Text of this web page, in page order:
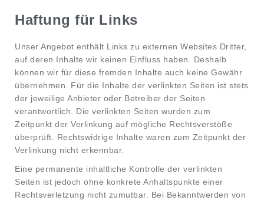
Haftung für Links
Unser Angebot enthält Links zu externen Websites Dritter,
auf deren Inhalte wir keinen Einfluss haben. Deshalb
können wir für diese fremden Inhalte auch keine Gewähr
übernehmen. Für die Inhalte der verlinkten Seiten ist stets
der jeweilige Anbieter oder Betreiber der Seiten
verantwortlich. Die verlinkten Seiten wurden zum
Zeitpunkt der Verlinkung auf mögliche Rechtsverstöße
überprüft. Rechtswidrige Inhalte waren zum Zeitpunkt der
Verlinkung nicht erkennbar.
Eine permanente inhaltliche Kontrolle der verlinkten
Seiten ist jedoch ohne konkrete Anhaltspunkte einer
Rechtsverletzung nicht zumutbar. Bei Bekanntwerden von